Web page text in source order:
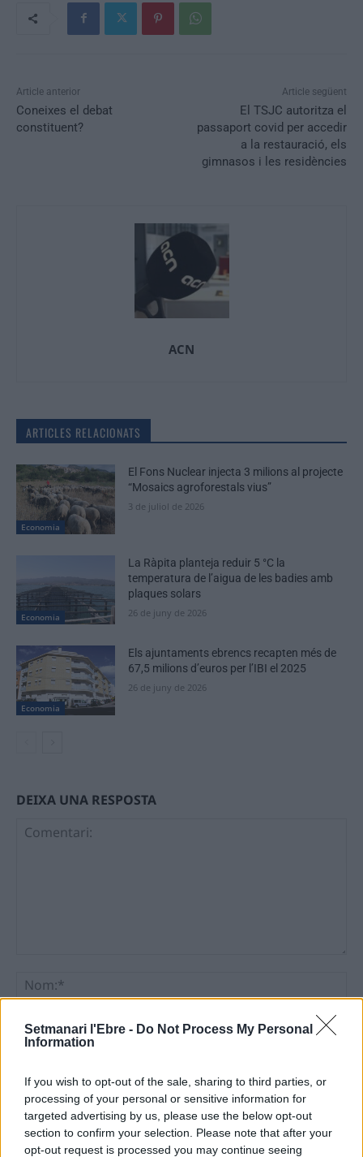
Setmanari l'Ebre - Do Not Process My Personal
Information
If you wish to opt-out of the sale, sharing to third parties, or
processing of your personal or sensitive information for
targeted advertising by us, please use the below opt-out
section to confirm your selection. Please note that after your
opt-out request is processed you may continue seeing
Article anterior
Coneixes el debat
constituent?
Article següent
El TSJC autoritza el
passaport covid per accedir
a la restauració, els
gimnasos i les residències
ACN
ARTICLES RELACIONATS
Economia
El Fons Nuclear injecta 3 milions al projecte
“Mosaics agroforestals vius”
3 de juliol de 2026
Economia
La Ràpita planteja reduir 5 °C la
temperatura de l’aigua de les badies amb
plaques solars
26 de juny de 2026
Economia
Els ajuntaments ebrencs recapten més de
67,5 milions d’euros per l’IBI el 2025
26 de juny de 2026
DEIXA UNA RESPOSTA
Deseu el meu nom, el correu electrònic i el lloc web en
aquest navegador per a la propera vegada que comenti.